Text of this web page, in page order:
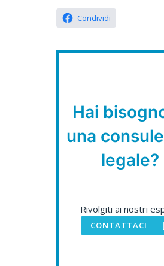
Condividi
Hai
una
legale?
Rivolgiti ai nostri
CONTATTACI